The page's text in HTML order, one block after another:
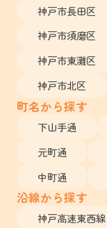
神戸市長田区
神戸市須磨区
神戸市東灘区
神戸市北区
町名から探す
下山手通
元町通
中町通
沿線から探す
神戸高速東西線